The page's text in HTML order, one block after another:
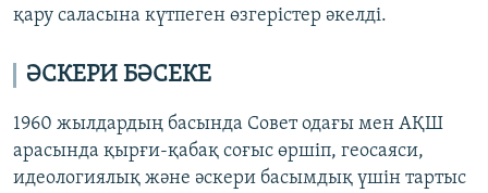
қару саласына күтпеген өзгерістер әкелді.
ӘСКЕРИ БӘСЕКЕ
1960 жылдардың басында Совет одағы мен АҚШ
арасында қырғи-қабақ соғыс өршіп, геосаяси,
идеологиялық және әскери басымдық үшін тартыс